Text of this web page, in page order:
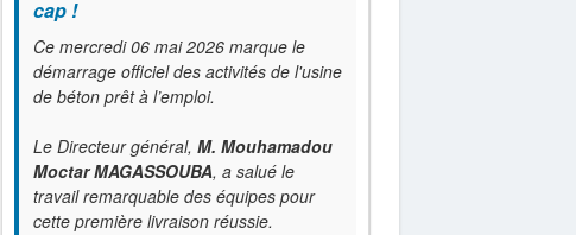
cap !
Ce mercredi 06 mai 2026 marque le
démarrage officiel des activités de l'usine
de béton prêt à l’emploi.
Le Directeur général, M. Mouhamadou
Moctar MAGASSOUBA, a salué le
travail remarquable des équipes pour
cette première livraison réussie.